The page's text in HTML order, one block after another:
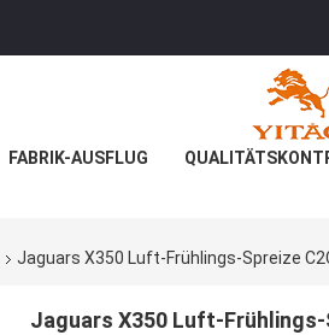
FABRIK-AUSFLUG
Jaguars X350 Luft-Frühlings-Spreize
Jaguars X350 Luft-